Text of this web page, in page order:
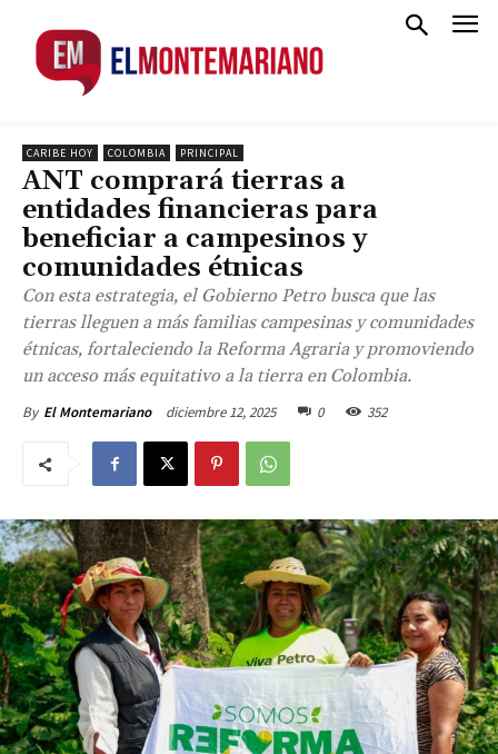
CARIBE HOY COLOMBIA PRINCIPAL
ANT comprará tierras a
entidades financieras para
beneficiar a campesinos y
comunidades étnicas
Con esta estrategia, el Gobierno Petro busca que las
tierras lleguen a más familias campesinas y comunidades
étnicas, fortaleciendo la Reforma Agraria y promoviendo
un acceso más equitativo a la tierra en Colombia.
By El Montemariano diciembre 12, 2025 0 352